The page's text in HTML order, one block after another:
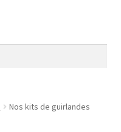
le
Nos kits de guirlandes